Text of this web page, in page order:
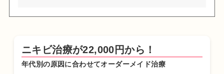
2009年03月 東京医科歯科大学医学部医学科卒業
2010年04月 東京医科歯科大学医学部付属病院 研修医
2011年04月 日産厚生会玉川病院 研修医
ニキビ治療が22,000円から！
年代別の原因に合わせてオーダーメイド治療